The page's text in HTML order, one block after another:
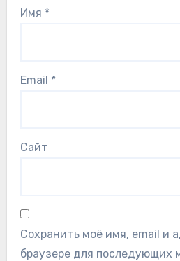
Имя *
Email *
Сайт
Сохранить моё имя, email и
браузере для последующих